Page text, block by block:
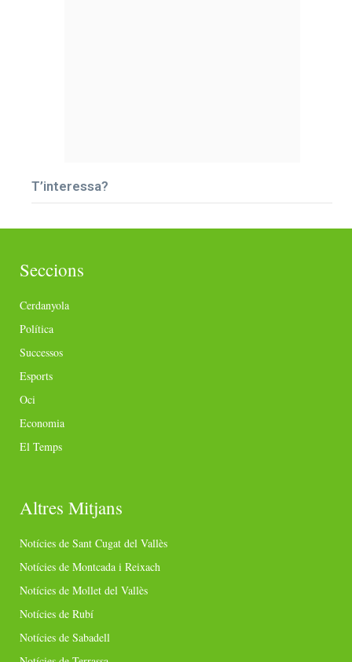
T’interessa?
Seccions
Cerdanyola
Política
Successos
Esports
Oci
Economia
El Temps
Altres Mitjans
Notícies de Sant Cugat del Vallès
Notícies de Montcada i Reixach
Notícies de Mollet del Vallès
Notícies de Rubí
Notícies de Sabadell